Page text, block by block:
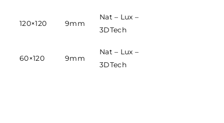
120×120 9mm
Nat – Lux –
3DTech
60×120 9mm
Nat – Lux –
3DTech